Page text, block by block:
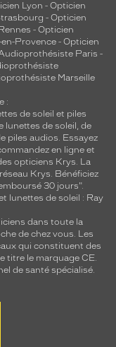
Lyon - Opticien
- Opticien
- Opticien
Provence - Opticien
Paris -
Marseille
:
de soleil et piles
lunettes de soleil, de
piles audios. Essayez
en ligne et
opticiens Krys. La
Krys. Bénéficiez
30 jours".
lunettes de soleil : Ray
dans toute la
de chez vous. Les
qui constituent des
titre le marquage CE.
de santé spécialisé.